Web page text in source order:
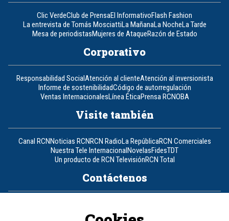
Clic VerdeClub de PrensaEl InformativoFlash Fashion
La entrevista de Tomás MosciattiLa MañanaLa NocheLa Tarde
Mesa de periodistasMujeres de AtaqueRazón de Estado
Corporativo
Responsabilidad SocialAtención al clienteAtención al inversionista
Informe de sostenibilidadCódigo de autorregulación
Ventas InternacionalesLínea ÉticaPrensa RCNOBA
Visite también
Canal RCNNoticias RCNRCN RadioLa RepúblicaRCN Comerciales
Nuestra Tele InternacionalNovelasFidesTDT
Un producto de RCN TelevisiónRCN Total
Contáctenos